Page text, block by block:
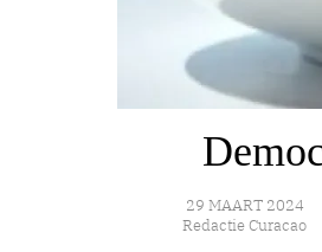
29 MAART 2024
Redactie Curacao